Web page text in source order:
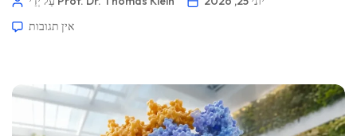
אין תגובות